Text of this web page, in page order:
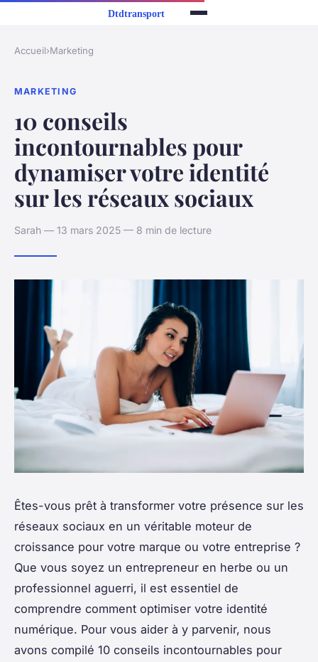
Accueil›Marketing
MARKETING
10 conseils
incontournables pour
dynamiser votre identité
sur les réseaux sociaux
Sarah — 13 mars 2025 — 8 min de lecture
Êtes-vous prêt à transformer votre présence sur les
réseaux sociaux en un véritable moteur de
croissance pour votre marque ou votre entreprise ?
Que vous soyez un entrepreneur en herbe ou un
professionnel aguerri, il est essentiel de
comprendre comment optimiser votre identité
numérique. Pour vous aider à y parvenir, nous
avons compilé 10 conseils incontournables pour